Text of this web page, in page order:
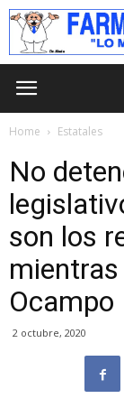
Home Estatales
No
son los
Ocampo
2 octubre, 2020